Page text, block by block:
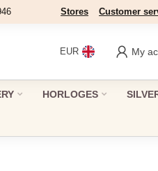
Stores Customer
EUR My
HORLOGES